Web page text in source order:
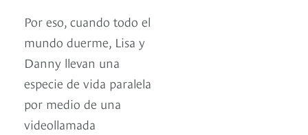
Por eso, cuando todo el
mundo duerme, Lisa y
Danny llevan una
especie de vida paralela
por medio de una
videollamada